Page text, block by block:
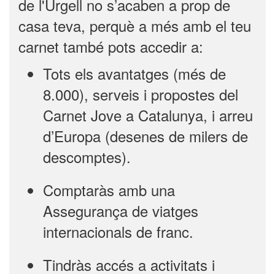
de l'Urgell no s’acaben a prop de
casa teva, perquè a més amb el teu
carnet també pots accedir a:
Tots els avantatges (més de
8.000), serveis i propostes del
Carnet Jove a Catalunya, i arreu
d’Europa (desenes de milers de
descomptes).
Comptaràs amb una
Assegurança de viatges
internacionals de franc.
Tindràs accés a activitats i